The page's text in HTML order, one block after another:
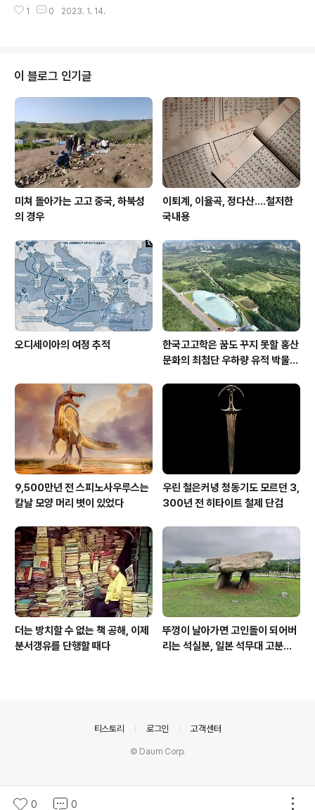
9)다. 35세 젊은 나이에 요절한 그는 일본 건축사에서는
늦은 나이에, 아마 서른살인가에 대학을 졸업했다. 그의 업
일등 공신이다. 미친 듯이 일했고 미친듯이 써제꼈다. 열성
적이었다. 자비로 유럽 문화재 현장을 시찰했다. 이집트를
보고는 고고학 겸업을 선언했다. 혼자 배운 고고학을 실현
할 현장을 찾다가 마침내 조선에 상륙해 지산동 무덤을 파
고 능산리 고분을 팠다. 그의 발굴보고서는 그래서 동시대
세키노 사단의 그것과는 달리 무척이..
1 0 2023. 1. 14.
이 블로그 인기글
미쳐 돌아가는 고고 중국, 하북성
의 경우
이퇴계, 이율곡, 정다산....철저한
국내용
오디세이아의 여정 추적
한국고고학은 꿈도 꾸지 못할 홍산
문화의 최첨단 우하량 유적 박물관
9,500만년 전 스피노사우루스는
칼날 모양 머리 볏이 있었다
우린 철은커녕 청동기도 모르던 3,
300년 전 히타이트 철제 단검
더는 방치할 수 없는 책 공해, 이제
분서갱유를 단행할 때다
뚜껑이 날아가면 고인돌이 되어버
리는 석실분, 일본 석무대 고분의
0 0
티스토리 로그인 고객센터
© Daum Corp.